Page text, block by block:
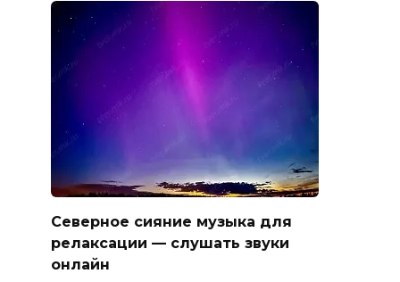
Северное сияние музыка для
релаксации — слушать звуки
онлайн